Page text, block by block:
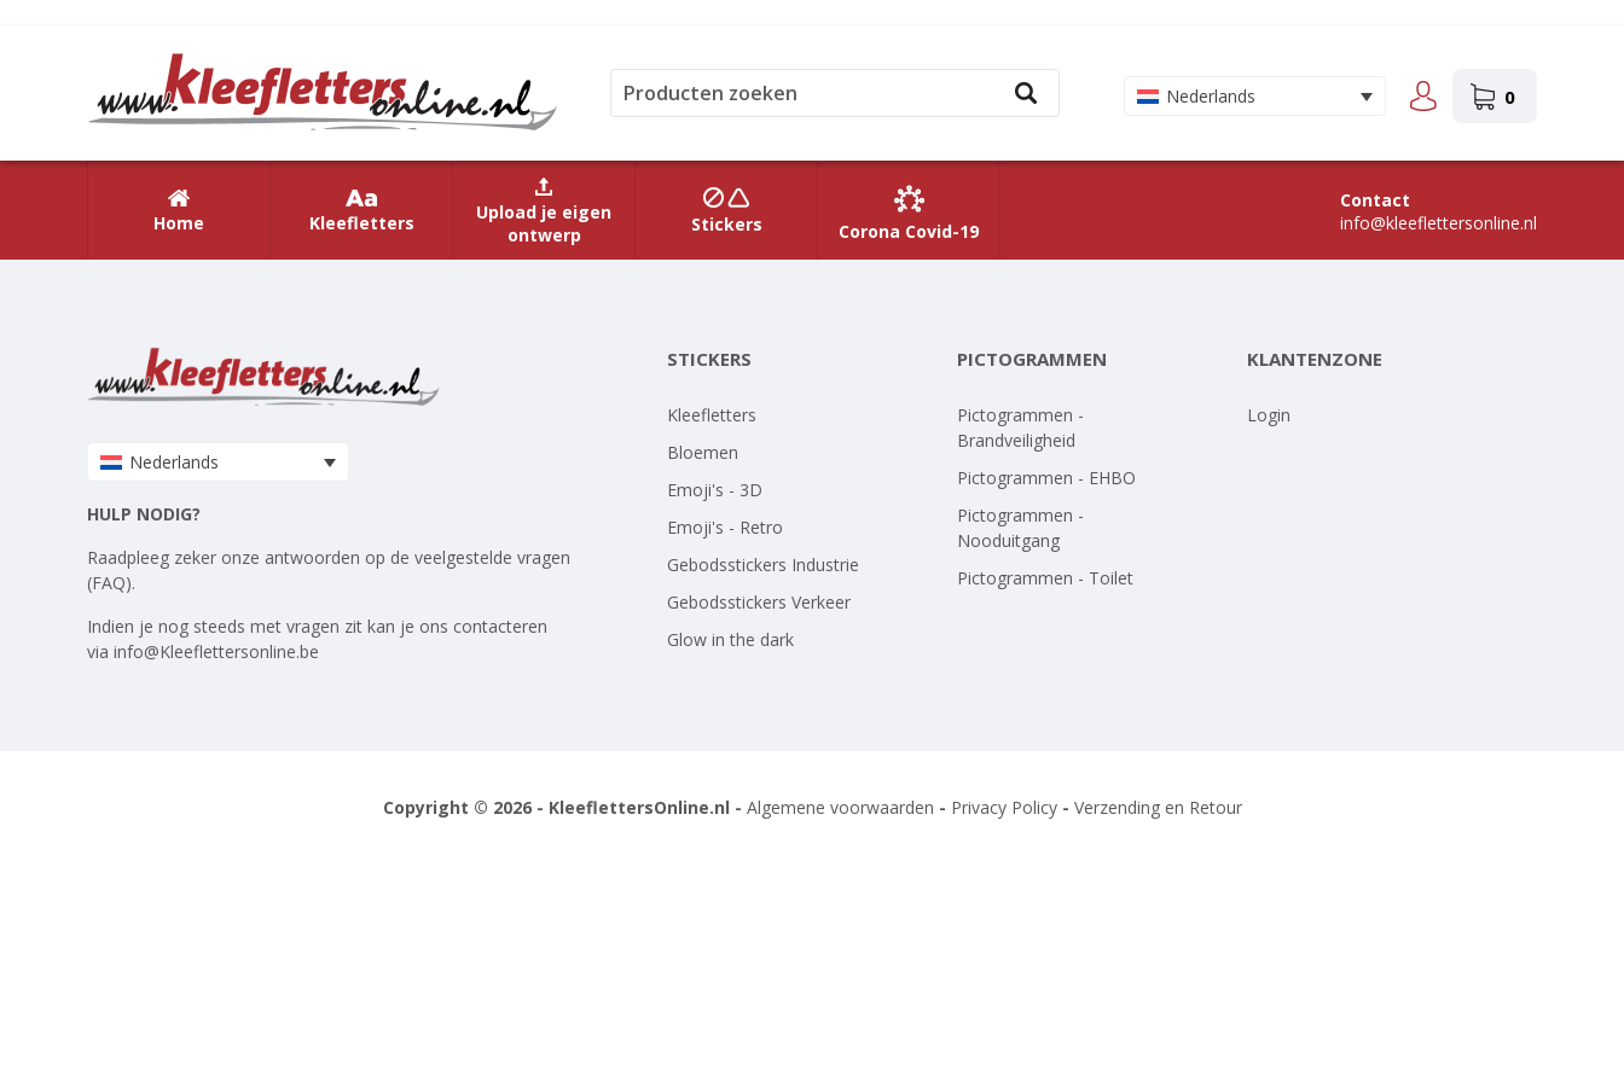
Nederlands 0
Home Kleefletters
Upload je eigen
ontwerp
Stickers Corona Covid-19
Contact
info@kleeflettersonline.nl
Nederlands
HULP NODIG?
Raadpleeg zeker onze antwoorden op de veelgestelde vragen
(FAQ).
Indien je nog steeds met vragen zit kan je ons contacteren
via info@Kleeflettersonline.be
STICKERS
Kleefletters
Bloemen
Emoji's - 3D
Emoji's - Retro
Gebodsstickers Industrie
Gebodsstickers Verkeer
Glow in the dark
PICTOGRAMMEN
Pictogrammen -
Brandveiligheid
Pictogrammen - EHBO
Pictogrammen -
Nooduitgang
Pictogrammen - Toilet
KLANTENZONE
Login
Copyright © 2026 - KleeflettersOnline.nl - Algemene voorwaarden - Privacy Policy- Verzending en Retour